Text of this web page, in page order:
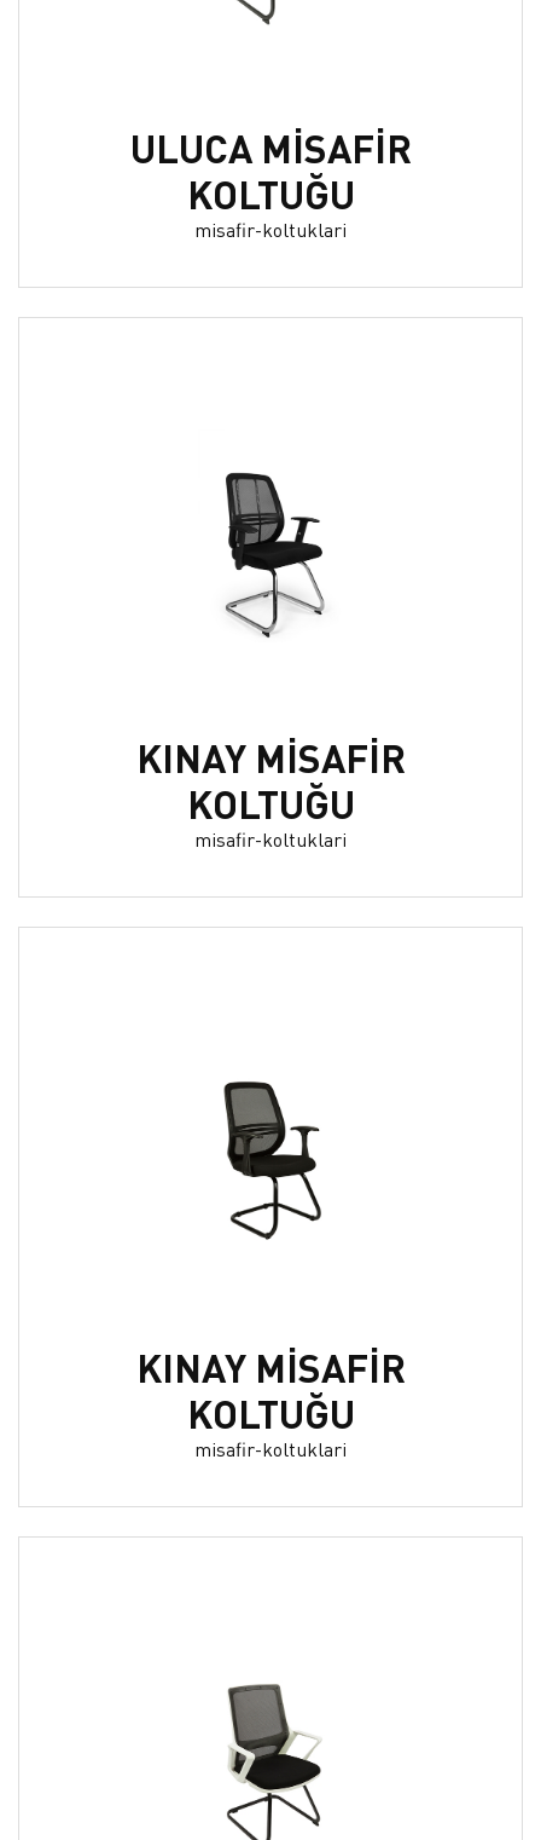
ULUCA MİSAFİR
KOLTUĞU
misafir-koltuklari
KINAY MİSAFİR
KOLTUĞU
misafir-koltuklari
KINAY MİSAFİR
KOLTUĞU
misafir-koltuklari